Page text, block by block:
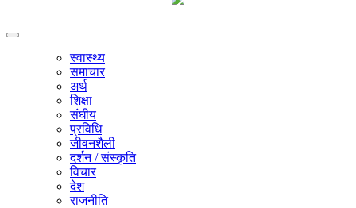
स्वास्थ्य
समाचार
अर्थ
शिक्षा
संघीय
प्रविधि
जीवनशैली
दर्शन / संस्कृति
विचार
देश
राजनीति